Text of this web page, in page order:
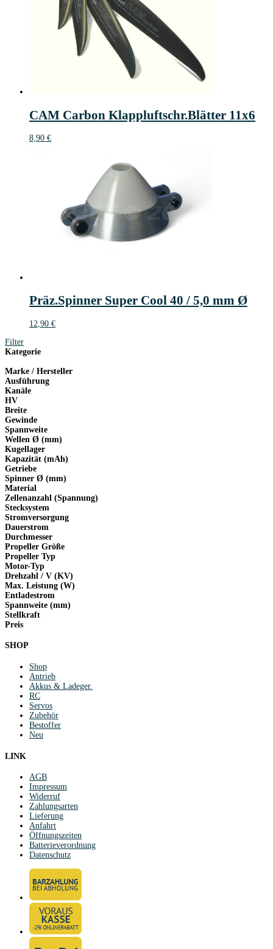
CAM Carbon Klappluftschr.Blätter 11x6
8,90 €
Präz.Spinner Super Cool 40 / 5,0 mm Ø
12,90 €
Filter
Kategorie
Marke / Hersteller
Ausführung
Kanäle
HV
Breite
Gewinde
Spannweite
Wellen Ø (mm)
Kugellager
Kapazität (mAh)
Getriebe
Spinner Ø (mm)
Material
Zellenanzahl (Spannung)
Stecksystem
Stromversorgung
Dauerstrom
Durchmesser
Propeller Größe
Propeller Typ
Motor-Typ
Drehzahl / V (KV)
Max. Leistung (W)
Entladestrom
Spannweite (mm)
Stellkraft
Preis
SHOP
Shop
Antrieb
Akkus & Ladeger.
RC
Servos
Zubehör
Bestoffer
Neu
LINK
AGB
Impressum
Widerruf
Zahlungsarten
Lieferung
Anfahrt
Öffnungszeiten
Batterieverordnung
Datenschutz